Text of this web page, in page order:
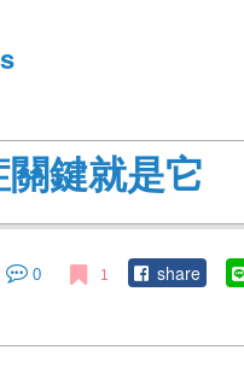
鍵就是它
0 1 share